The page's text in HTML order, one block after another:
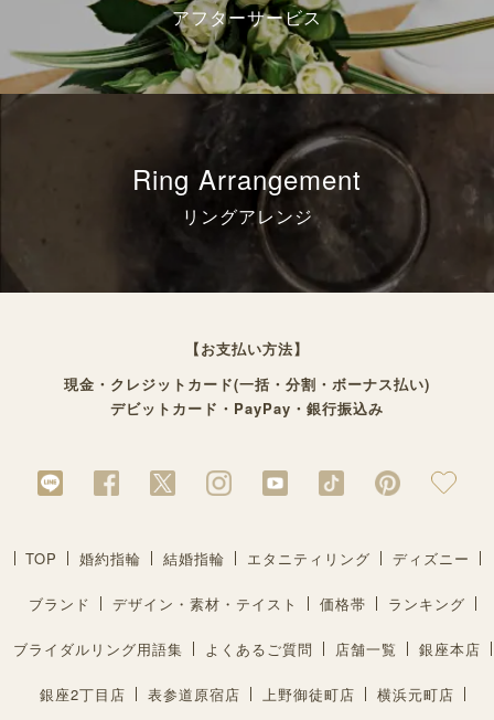
アフターサービス
Ring Arrangement
リングアレンジ
【お支払い方法】
現金・クレジットカード(一括・分割・ボーナス払い)
デビットカード・PayPay・銀行振込み
TOP 婚約指輪 結婚指輪 エタニティリング ディズニー
ブランド デザイン・素材・テイスト 価格帯 ランキング
ブライダルリング用語集 よくあるご質問 店舗一覧 銀座本店
銀座2丁目店 表参道原宿店 上野御徒町店 横浜元町店